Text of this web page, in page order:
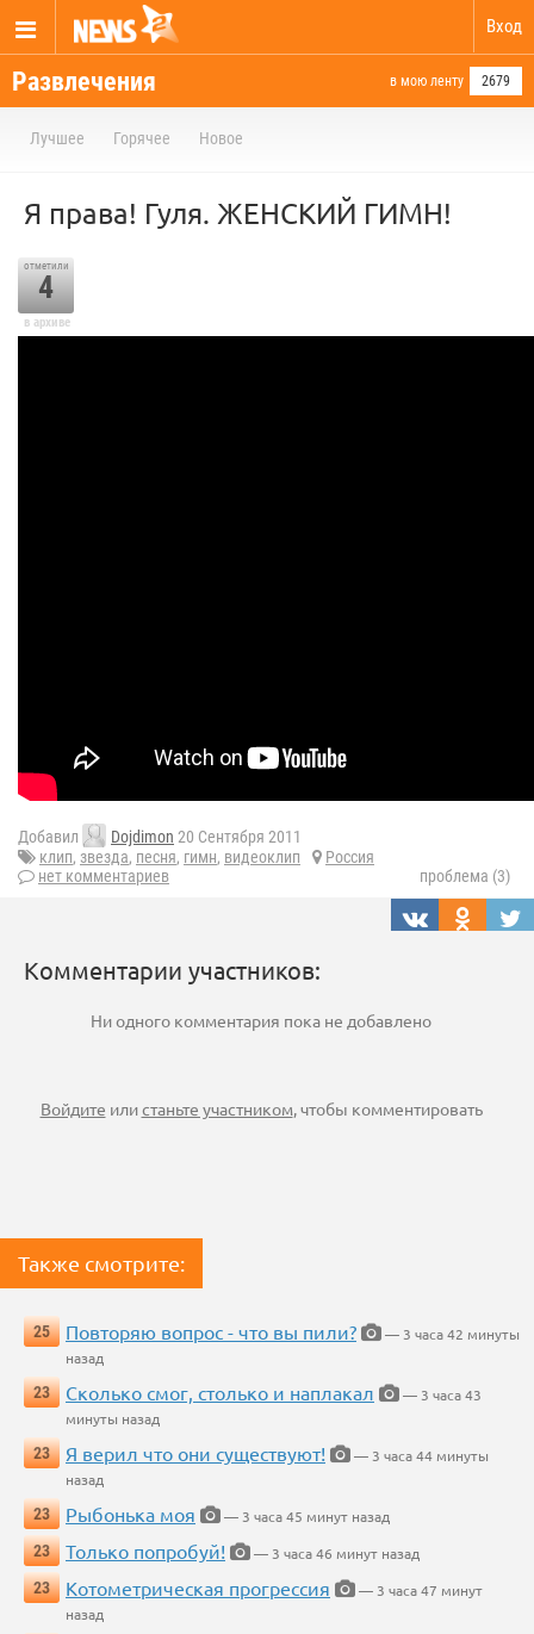
Вход
Развлечения в мою ленту 2679
Лучшее Горячее Новое
Я права! Гуля. ЖЕНСКИЙ ГИМН!
отметили
4
в архиве
Добавил Dojdimon 20 Сентября 2011
клип, звезда, песня, гимн, видеоклип
Россия
нет комментариев
проблема (3)
Комментарии участников:
Ни одного комментария пока не добавлено
Войдите илистаньте участником, чтобы комментировать
Также смотрите:
25 Повторяю вопрос - что вы пили?
— 3 часа 42 минуты
назад
23
Сколько смог, столько и наплакал
— 3 часа 43
минуты назад
23
Я верил что они существуют!
— 3 часа 44 минуты
назад
23
Рыбонька моя
— 3 часа 45 минут назад
23
Только попробуй!
— 3 часа 46 минут назад
23
Котометрическая прогрессия
— 3 часа 47 минут
назад